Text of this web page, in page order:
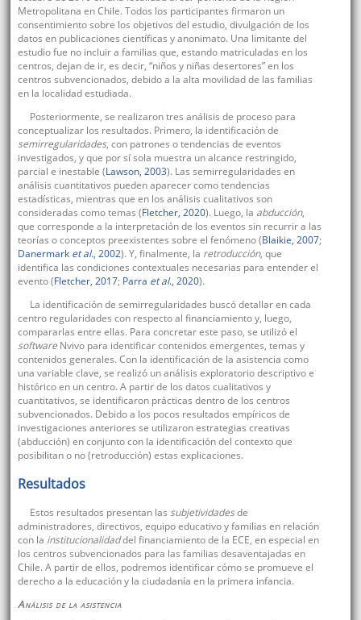
Metropolitana en Chile. Todos los participantes firmaron un
consentimiento sobre los objetivos del estudio, divulgación de los
datos en publicaciones científicas y anonimato. Una limitante del
estudio fue no incluir a familias que, estando matriculadas en los
centros, dejan de ir, es decir, “niños y niñas desertores” en los
centros subvencionados, debido a la alta movilidad de las familias
en la localidad estudiada.
Posteriormente, se realizaron tres análisis de proceso para
conceptualizar los resultados. Primero, la identificación de
semirregularidades, con patrones o tendencias de eventos
investigados, y que por sí sola muestra un alcance restringido,
parcial e inestable (Lawson, 2003). Las semirregularidades en
análisis cuantitativos pueden aparecer como tendencias
estadísticas, mientras que en los análisis cualitativos son
consideradas como temas (Fletcher, 2020). Luego, la abducción,
que corresponde a la interpretación de los eventos sin recurrir a las
teorías o conceptos preexistentes sobre el fenómeno (Blaikie, 2007;
Danermark et al., 2002). Y, finalmente, la retroducción, que
identifica las condiciones contextuales necesarias para entender el
evento (Fletcher, 2017; Parra et al., 2020).
La identificación de semirregularidades buscó detallar en cada
centro regularidades con respecto al financiamiento y, luego,
compararlas entre ellas. Para concretar este paso, se utilizó el
software Nvivo para identificar contenidos emergentes, temas y
contenidos generales. Con la identificación de la asistencia como
una variable clave, se realizó un análisis exploratorio descriptivo e
histórico en un centro. A partir de los datos cualitativos y
cuantitativos, se identificaron prácticas dentro de los centros
subvencionados. Debido a los pocos resultados empíricos de
investigaciones anteriores se utilizaron estrategias creativas
(abducción) en conjunto con la identificación del contexto que
posibilitan o no (retroducción) estas explicaciones.
Resultados
Estos resultados presentan las subjetividadesde
administradores, directivos, equipo educativo y familias en relación
con la institucionalidaddel financiamiento de la ECE, en especial en
los centros subvencionados para las familias desaventajadas en
Chile. A partir de ellos, podremos identificar cómo se promueve el
derecho a la educación y la ciudadanía en la primera infancia.
Análisis de la asistencia